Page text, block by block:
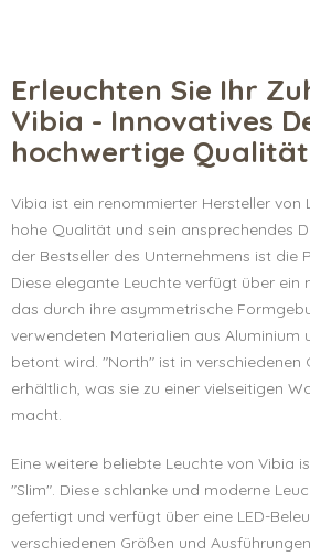
Erleuchten Sie Ihr
Vibia - Innovatives
hochwertige Qualität
Vibia ist ein renommierter Hersteller von
hohe Qualität und sein ansprechendes
der Bestseller des Unternehmens ist die
Diese elegante Leuchte verfügt über ein
das durch ihre asymmetrische
verwendeten Materialien aus Aluminium
betont wird. "North" ist in verschiedenen
erhältlich, was sie zu einer vielseitigen
macht.
Eine weitere beliebte Leuchte von Vibia
"Slim". Diese schlanke und moderne
gefertigt und verfügt über eine LED-
verschiedenen Größen und